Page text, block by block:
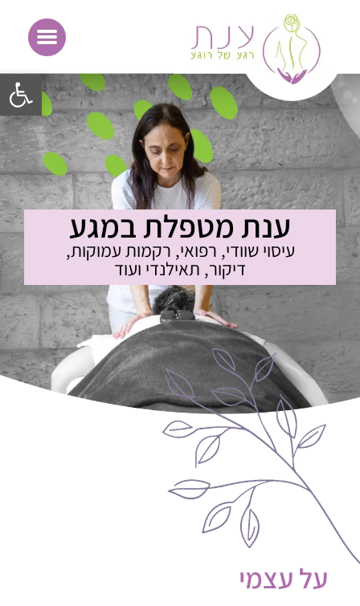
פתח
ענת מטפלת במגע
עיסוי שוודי, רפואי, רקמות עמוקות,
דיקור, תאילנדי ועוד
על עצמי